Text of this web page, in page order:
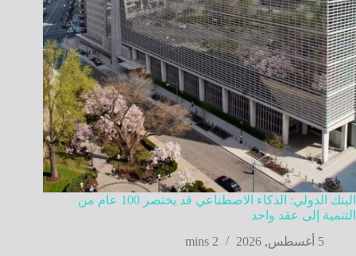
البنك الدولي: الذكاء الاصطناعي قد يختصر 100 عام من
التنمية إلى عقد واحد
5 أغسطس, 2026
2 mins